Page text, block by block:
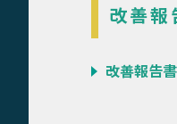
改善報
改善報告